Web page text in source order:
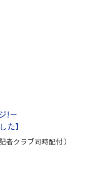
!－
た】
者クラブ同時配付 ）